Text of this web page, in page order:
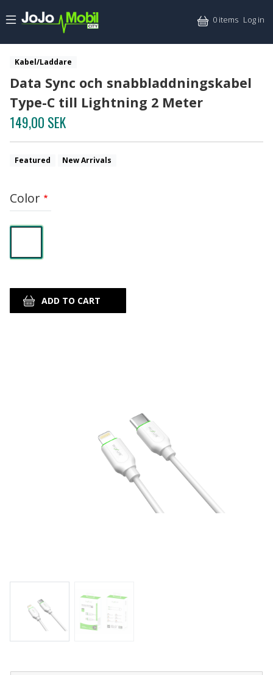
0 items Log in
Kabel/Laddare
Data Sync och snabbladdningskabel
Type-C till Lightning 2 Meter
149,00 SEK
Featured New Arrivals
Color